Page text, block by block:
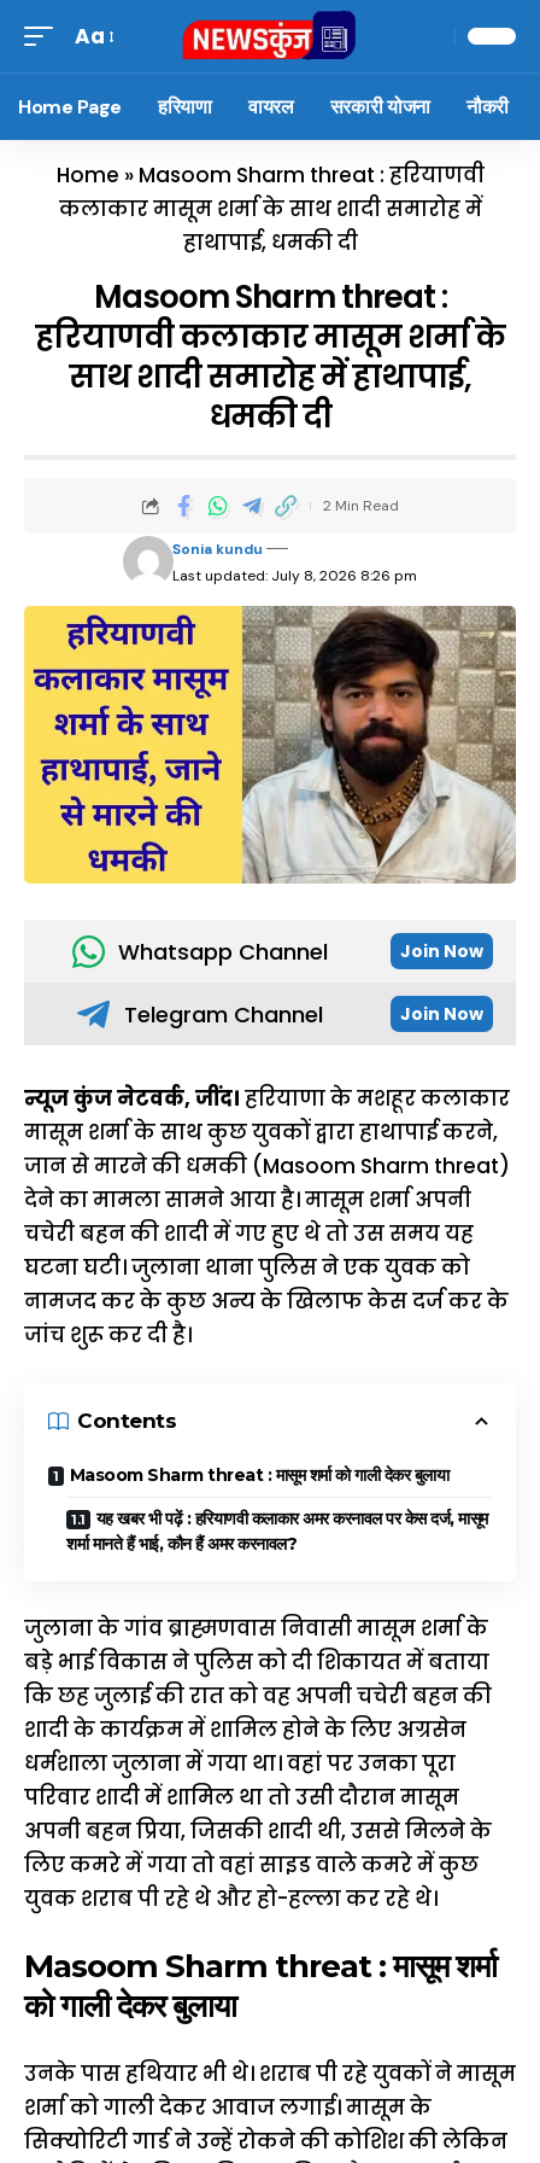
Aa
Home Page हरियाणा वायरल सरकारी योजना नौकरी
Home » Masoom Sharm threat : हरियाणवी
कलाकार मासूम शर्मा के साथ शादी समारोह में
हाथापाई, धमकी दी
Masoom Sharm threat :
हरियाणवी कलाकार मासूम शर्मा के
साथ शादी समारोह में हाथापाई,
धमकी दी
Last updated: July 8, 2026 8:26 pm
Sonia kundu
2 Min Read
Whatsapp Channel Join Now
Telegram Channel Join Now
न्यूज कुंज नेटवर्क, जींद। हरियाणा के मशहूर कलाकार
मासूम शर्मा के साथ कुछ युवकों द्वारा हाथापाई करने,
जान से मारने की धमकी (Masoom Sharm threat)
देने का मामला सामने आया है। मासूम शर्मा अपनी
चचेरी बहन की शादी में गए हुए थे तो उस समय यह
घटना घटी। जुलाना थाना पुलिस ने एक युवक को
नामजद कर के कुछ अन्य के खिलाफ केस दर्ज कर के
जांच शुरू कर दी है।
Contents
Masoom Sharm threat : मासूम शर्मा को गाली देकर बुलाया
यह खबर भी पढ़ें : हरियाणवी कलाकार अमर करनावल पर केस दर्ज, मासूम
शर्मा मानते हैं भाई, कौन हैं अमर करनावल?
जुलाना के गांव ब्राह्मणवास निवासी मासूम शर्मा के
बड़े भाई विकास ने पुलिस को दी शिकायत में बताया
कि छह जुलाई की रात को वह अपनी चचेरी बहन की
शादी के कार्यक्रम में शामिल होने के लिए अग्रसेन
धर्मशाला जुलाना में गया था। वहां पर उनका पूरा
परिवार शादी में शामिल था तो उसी दौरान मासूम
अपनी बहन प्रिया, जिसकी शादी थी, उससे मिलने के
लिए कमरे में गया तो वहां साइड वाले कमरे में कुछ
युवक शराब पी रहे थे और हो-हल्ला कर रहे थे।
Masoom Sharm threat : मासूम शर्मा
को गाली देकर बुलाया
उनके पास हथियार भी थे। शराब पी रहे युवकों ने मासूम
शर्मा को गाली देकर आवाज लगाई। मासूम के
सिक्योरिटी गार्ड ने उन्हें रोकने की कोशिश की लेकिन